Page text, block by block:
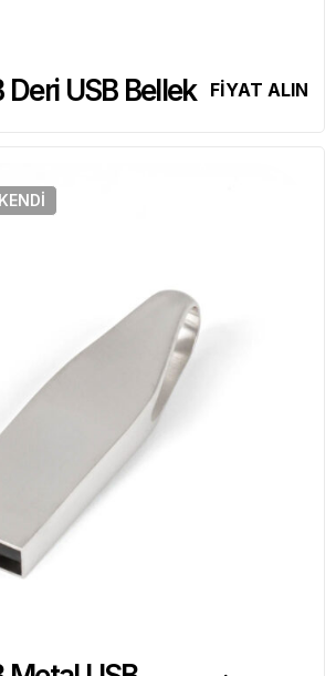
Deri USB Bellek FİYAT ALIN